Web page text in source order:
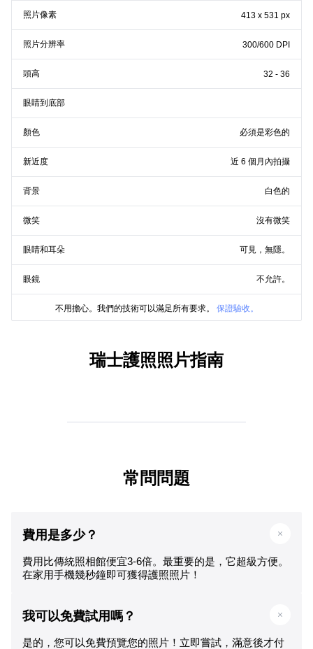
照片像素 413 x 531 px
照片分辨率 300/600 DPI
頭高 32 - 36
眼睛到底部
顏色 必須是彩色的
新近度 近 6 個月內拍攝
背景 白色的
微笑 沒有微笑
眼睛和耳朵 可見，無隱。
眼鏡 不允許。
不用擔心。我們的技術可以滿足所有要求。 保證驗收。
瑞士護照照片指南
常問問題
費用是多少？
費用比傳統照相館便宜3-6倍。最重要的是，它超級方便。
在家用手機幾秒鐘即可獲得護照照片！
我可以免費試用嗎？
是的，您可以免費預覽您的照片！立即嘗試，滿意後才付